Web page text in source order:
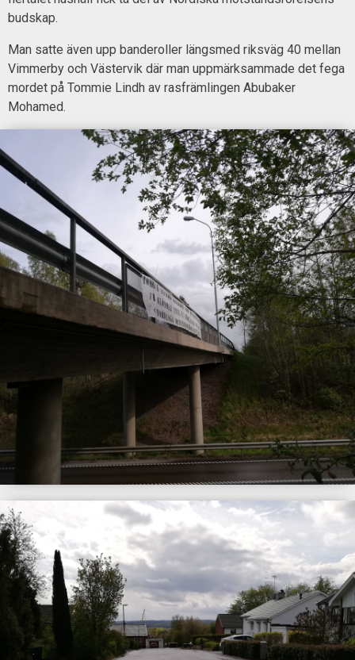
budskap.
Man satte även upp banderoller längsmed riksväg 40 mellan
Vimmerby och Västervik där man uppmärksammade det fega
mordet på Tommie Lindh av rasfrämlingen Abubaker
Mohamed.